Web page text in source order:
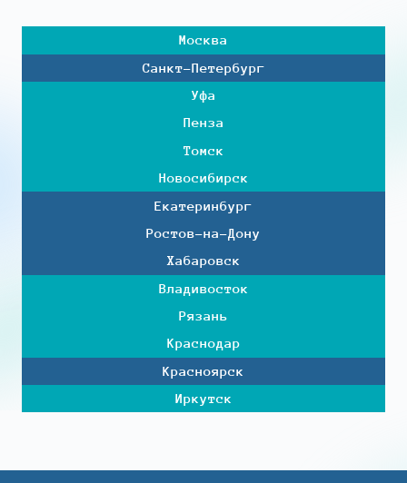
Москва
Санкт-Петербург
Уфа
Пенза
Томск
Новосибирск
Екатеринбург
Ростов-на-Дону
Хабаровск
Владивосток
Рязань
Краснодар
Красноярск
Иркутск